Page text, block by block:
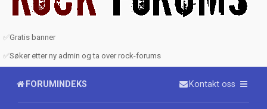
✅Gratis banner
✅Søker etter ny admin og ta over rock-forums
FORUMINDEKS Kontakt oss